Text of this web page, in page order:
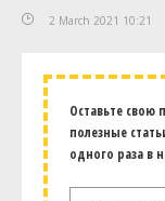
2 March 2021 10:21
Оставьте свою
полезные
одного раза в